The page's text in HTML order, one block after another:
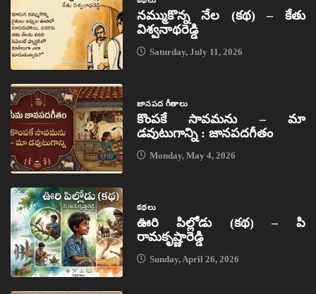
నమ్ముకొన్న నేల (కథ) – కేతు
విశ్వనాథరెడ్డి
Saturday, July 11, 2026
జానపద గీతాలు
కొంపకే సావమను – మా
డవుటుగాన్ని : జానపదగీతం
Monday, May 4, 2026
కథలు
ఊరి పిల్లోడు (కథ) – పి
రామకృష్ణారెడ్డి
Sunday, April 26, 2026